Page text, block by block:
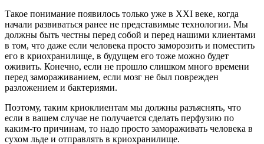
Такое понимание появилось только уже в XXI веке, когда
начали развиваться ранее не представимые технологии. Мы
должны быть честны перед собой и перед нашими клиентами
в том, что даже если человека просто заморозить и поместить
его в криохранилище, в будущем его тоже можно будет
оживить. Конечно, если не прошло слишком много времени
перед замораживанием, если мозг не был поврежден
разложением и бактериями.
Поэтому, таким криоклиентам мы должны разъяснять, что
если в вашем случае не получается сделать перфузию по
каким-то причинам, то надо просто замораживать человека в
сухом льде и отправлять в криохранилище.